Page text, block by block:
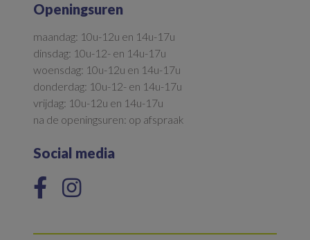
Openingsuren
maandag: 10u-12u en 14u-17u
dinsdag: 10u-12- en 14u-17u
woensdag: 10u-12u en 14u-17u
donderdag: 10u-12- en 14u-17u
vrijdag: 10u-12u en 14u-17u
na de openingsuren: op afspraak
Social media